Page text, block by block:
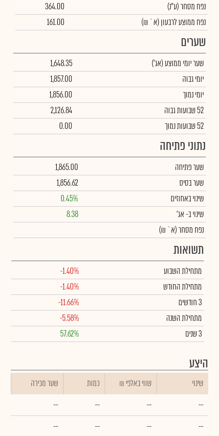
נפח מסחר(ע"נ)
364.00
נפח ממוצע לרבעון (א` ₪)
161.00
שערים
שער יומי ממוצע(אג')
1,648.35
יומי גבוה
1,857.00
יומי נמוך
1,856.00
52 שבועות גבוה
2,126.84
52 שבועות נמוך
0.00
נתוני פתיחה
שער פתיחה
1,865.00
שער בסיס
1,856.62
שינוי באחוזים
0.45%
שינויב- אג'
8.38
נפח מסחר(א` ₪)
תשואות
מתחילת השבוע
-1.40%
מתחילת החודש
-1.40%
3 חודשים
-11.66%
מתחילת השנה
-5.58%
3 שנים
57.62%
היצע
שינוי ₪ שווי באלפי כמות
שער מכירה
--
--
--
--
--
--
--
--